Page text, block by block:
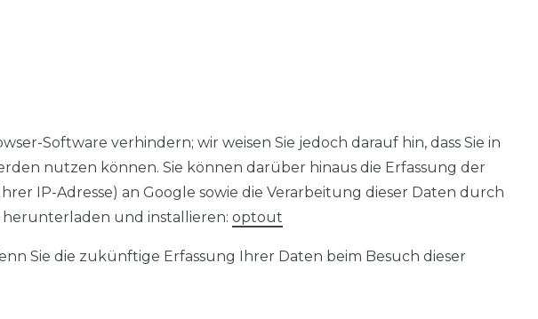
Software verhindern; wir weisen Sie jedoch darauf hin, dass Sie in
nutzen können. Sie können darüber hinaus die Erfassung der
IP-Adresse) an Google sowie die Verarbeitung dieser Daten durch
und installieren: optout
Sie die zukünftige Erfassung Ihrer Daten beim Besuch dieser